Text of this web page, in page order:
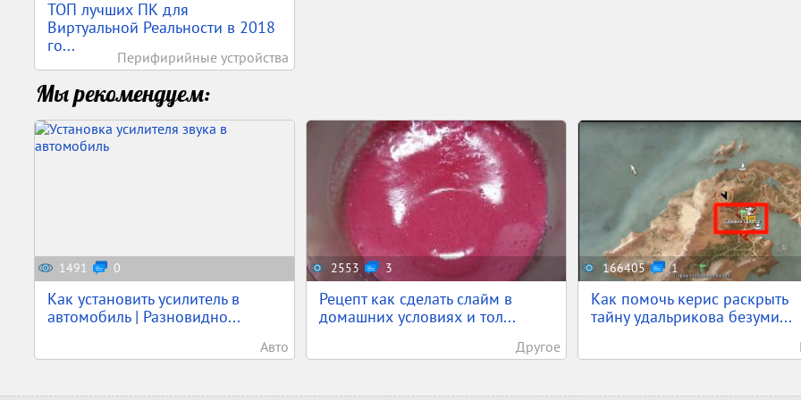
ТОП лучших ПК для
Виртуальной Реальности в 2018
го...
Перифирийные устройства
Мы рекомендуем:
1491 0
Как установить усилитель в
автомобиль | Разновидно...
Авто
2553 3
Рецепт как сделать слайм в
домашних условиях и тол...
Другое
166405 1
Как помочь керис раскрыть
тайну удальрикова безуми...